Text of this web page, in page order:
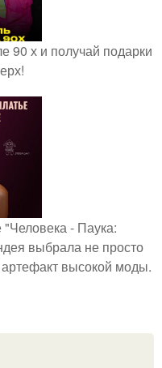
90 х и получай подарки
- Паука:
выбрала не просто
высокой моды.